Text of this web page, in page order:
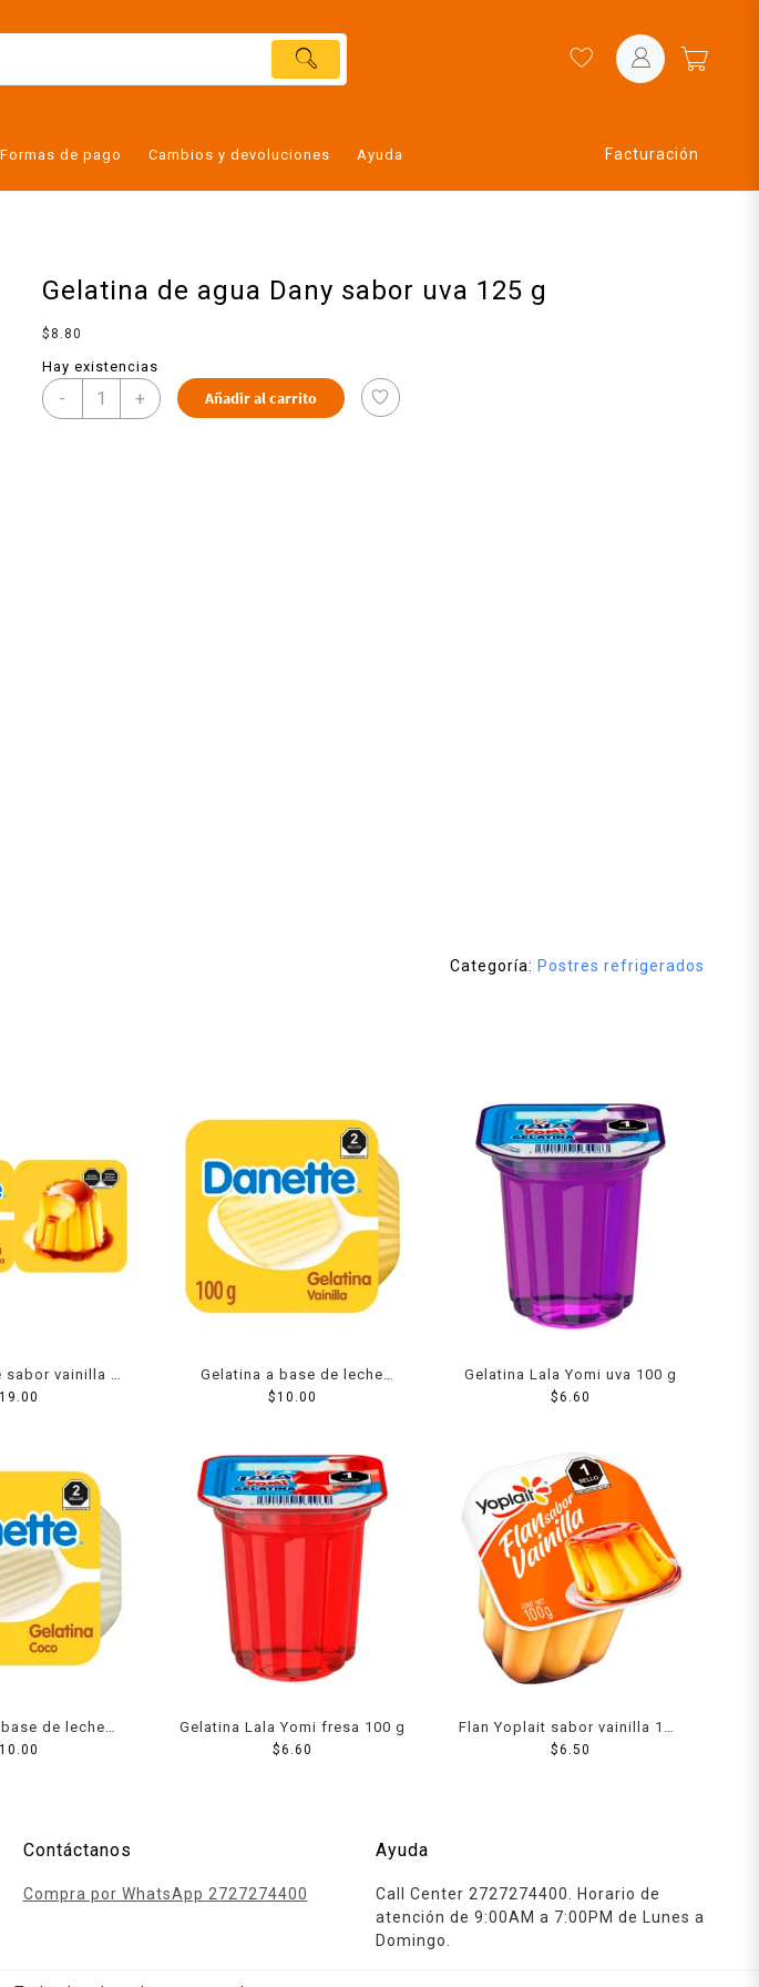
Formas de pago Cambios y devoluciones Ayuda Facturación
Gelatina de agua Dany sabor uva 125 g
$ 8.80
Hay existencias
- + Añadir al carrito
Categoría: Postres refrigerados
sabor vainilla 2
100 g c/u
19.00
Gelatina a base de leche
Danette sabor vainilla 100 g
$10.00
Gelatina Lala Yomi uva 100 g
$6.60
de leche
coco 100 g
10.00
Gelatina Lala Yomi fresa 100 g
$6.60
Flan Yoplait sabor vainilla 100
g
$6.50
Contáctanos
Compra por WhatsApp 2727274400
Ayuda
Call Center 2727274400. Horario de
atención de 9:00AM a 7:00PM de Lunes a
Domingo.